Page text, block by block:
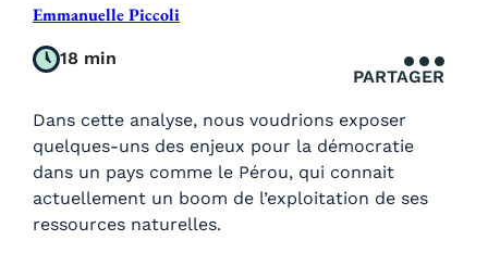
Emmanuelle Piccoli
18 min
PARTAGER
Dans cette analyse, nous voudrions exposer
quelques-uns des enjeux pour la démocratie
dans un pays comme le Pérou, qui connait
actuellement un boom de l’exploitation de ses
ressources naturelles.